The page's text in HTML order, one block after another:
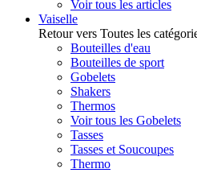
Voir tous les articles
Vaiselle
Retour vers Toutes les
Bouteilles d'eau
Bouteilles de sport
Gobelets
Shakers
Thermos
Voir tous les Gobelets
Tasses
Tasses et Soucoupes
Thermo